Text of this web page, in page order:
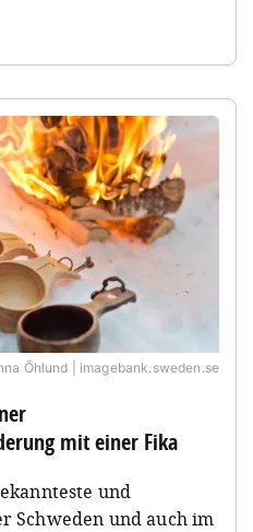
Öhlund | imagebank.sweden.se
mit einer Fika
und
Schweden und auch im